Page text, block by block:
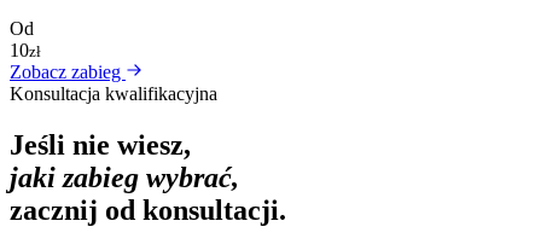
Od
10zł
Zobacz zabieg
Konsultacja kwalifikacyjna
Jeśli nie wiesz,
jaki zabieg wybrać,
zacznij od konsultacji.